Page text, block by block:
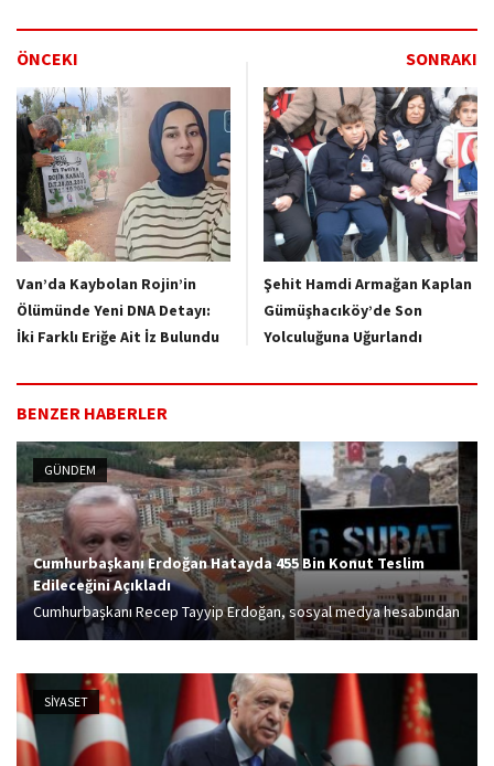
ÖNCEKI SONRAKI
Van’da Kaybolan Rojin’in
Ölümünde Yeni DNA Detayı:
İki Farklı Eriğe Ait İz Bulundu
Şehit Hamdi Armağan Kaplan
Gümüşhacıköy’de Son
Yolculuğuna Uğurlandı
BENZER HABERLER
GÜNDEM
Cumhurbaşkanı Erdoğan Hatayda 455 Bin Konut Teslim
Edileceğini Açıkladı
Cumhurbaşkanı Recep Tayyip Erdoğan, sosyal medya hesabından
deprem konutlarına ilişkin paylaşım yaptı. Erdoğan, Biz bir şeyi
SİYASET